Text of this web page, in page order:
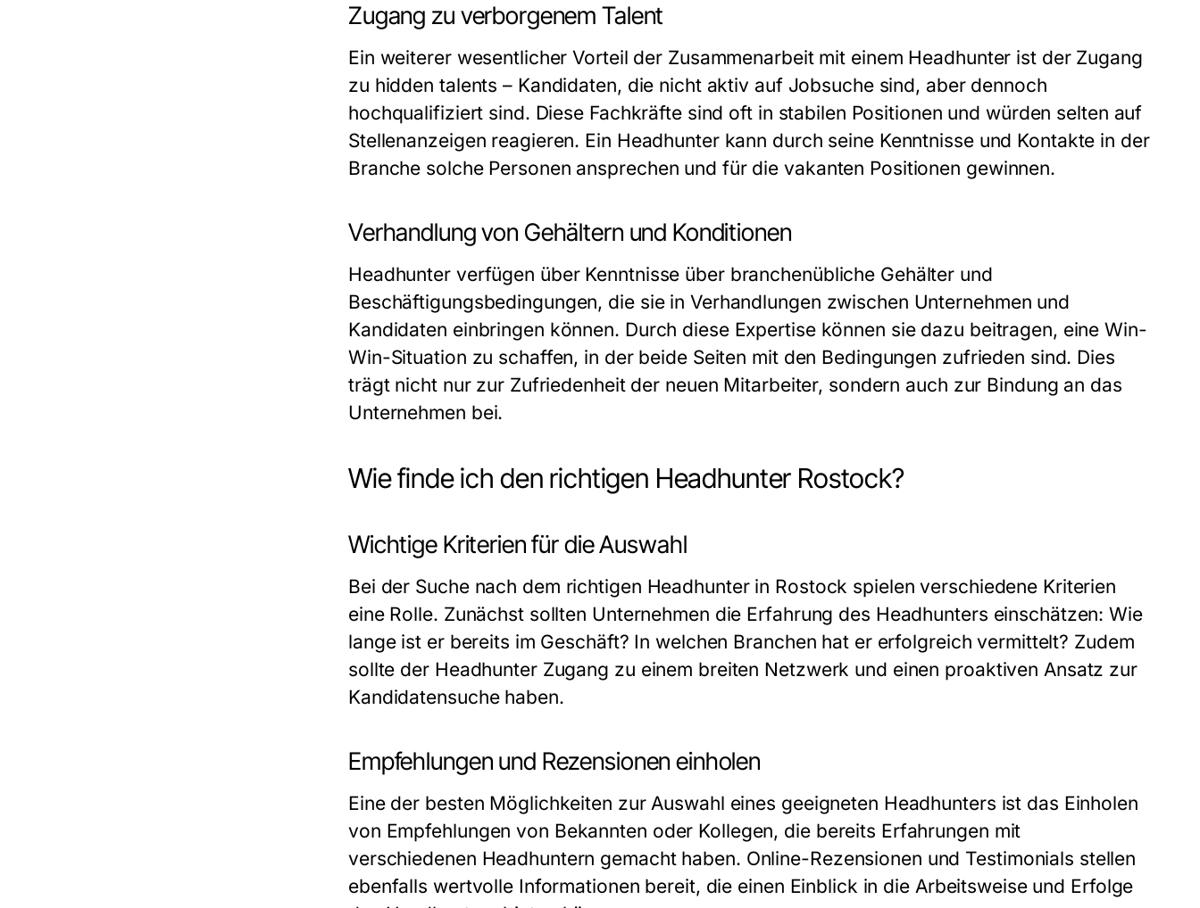
Zugang zu verborgenem Talent
Ein weiterer wesentlicher Vorteil der Zusammenarbeit mit einem Headhunter ist der Zugang
zu hidden talents – Kandidaten, die nicht aktiv auf Jobsuche sind, aber dennoch
hochqualifiziert sind. Diese Fachkräfte sind oft in stabilen Positionen und würden selten auf
Stellenanzeigen reagieren. Ein Headhunter kann durch seine Kenntnisse und Kontakte in der
Branche solche Personen ansprechen und für die vakanten Positionen gewinnen.
Verhandlung von Gehältern und Konditionen
Headhunter verfügen über Kenntnisse über branchenübliche Gehälter und
Beschäftigungsbedingungen, die sie in Verhandlungen zwischen Unternehmen und
Kandidaten einbringen können. Durch diese Expertise können sie dazu beitragen, eine Win-
Win-Situation zu schaffen, in der beide Seiten mit den Bedingungen zufrieden sind. Dies
trägt nicht nur zur Zufriedenheit der neuen Mitarbeiter, sondern auch zur Bindung an das
Unternehmen bei.
Wie finde ich den richtigen Headhunter Rostock?
Wichtige Kriterien für die Auswahl
Bei der Suche nach dem richtigen Headhunter in Rostock spielen verschiedene Kriterien
eine Rolle. Zunächst sollten Unternehmen die Erfahrung des Headhunters einschätzen: Wie
lange ist er bereits im Geschäft? In welchen Branchen hat er erfolgreich vermittelt? Zudem
sollte der Headhunter Zugang zu einem breiten Netzwerk und einen proaktiven Ansatz zur
Kandidatensuche haben.
Empfehlungen und Rezensionen einholen
Eine der besten Möglichkeiten zur Auswahl eines geeigneten Headhunters ist das Einholen
von Empfehlungen von Bekannten oder Kollegen, die bereits Erfahrungen mit
verschiedenen Headhuntern gemacht haben. Online-Rezensionen und Testimonials stellen
ebenfalls wertvolle Informationen bereit, die einen Einblick in die Arbeitsweise und Erfolge